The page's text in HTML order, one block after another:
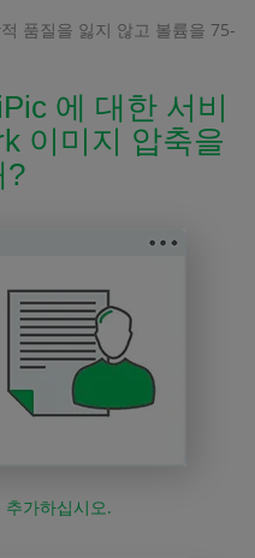
품질을 잃지 않고 볼륨을 75-
에 대한 서비
이미지 압축을
?
가하십시오.